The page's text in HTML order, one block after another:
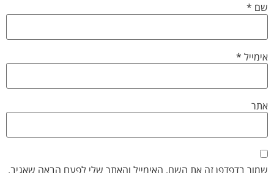
שם *
אימייל*
אתר
שמור בדפדפן זה את השם, האימייל והאתר שלי לפעם הבאה שאגיב.